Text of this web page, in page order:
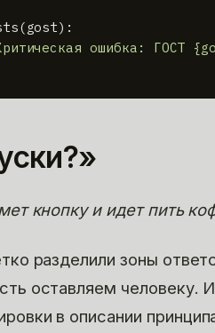
ошибка: ГОСТ
кнопку и идет пить
разделили зоны
оставляем человеку.
в описании